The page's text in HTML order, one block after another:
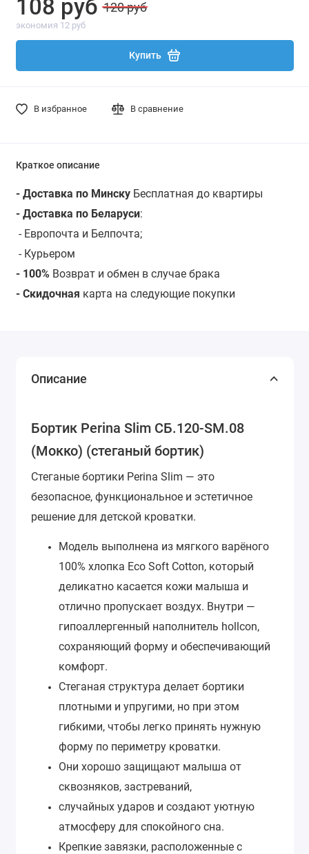
108 руб 120 руб
экономия 12 руб
Купить
В избранное В сравнение
Краткое описание
- Доставка по МинскуБесплатная до квартиры
- Доставка по Беларуси:
- Европочта и Белпочта;
- Курьером
- 100% Возврат и обмен в случае брака
- Скидочная карта на следующие покупки
Описание
Бортик Perina Slim СБ.120-SM.08
(Мокко) (стеганый бортик)
Стеганые бортики Perina Slim — это
безопасное, функциональное и эстетичное
решение для детской кроватки.
Модель выполнена из мягкого варёного
100% хлопка Eco Soft Cotton, который
деликатно касается кожи малыша и
отлично пропускает воздух. Внутри —
гипоаллергенный наполнитель hollcon,
сохраняющий форму и обеспечивающий
комфорт.
Стеганая структура делает бортики
плотными и упругими, но при этом
гибкими, чтобы легко принять нужную
форму по периметру кроватки.
Они хорошо защищают малыша от
сквозняков, застреваний,
случайных ударов и создают уютную
атмосферу для спокойного сна.
Крепкие завязки, расположенные с